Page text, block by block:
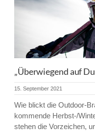
„Überwiegend auf
15. September 2021
Wie blickt die Outdoor-
kommende Herbst-/
stehen die Vorzeichen,